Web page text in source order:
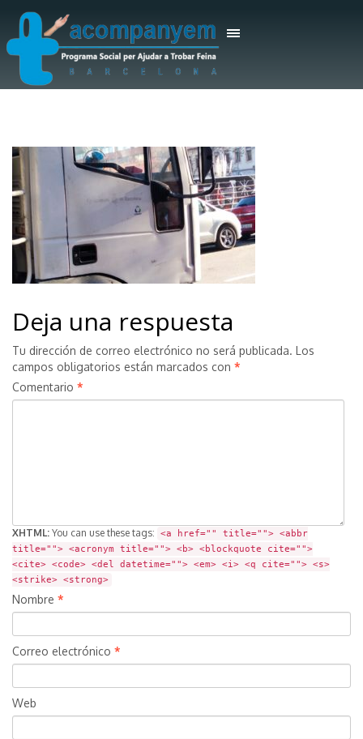
Deja una respuesta
Tu dirección de correo electrónico no será publicada. Los
campos obligatorios están marcados con *
Comentario *
XHTML: You can use these tags:
<a href="" title=""> <abbr
title=""> <acronym title=""> <b> <blockquote cite="">
<cite> <code> <del datetime=""> <em> <i> <q cite=""> <s>
<strike> <strong>
Nombre *
Correo electrónico *
Web